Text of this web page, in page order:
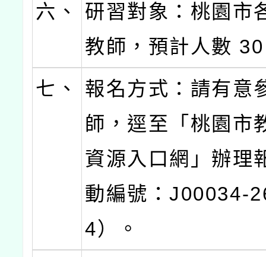
六、
研習對象：桃園市
教師，預計人數
七、
報名方式：請有意
師，逕至「桃園市
資源入口網」辦理
動編號：J00034-
4）。